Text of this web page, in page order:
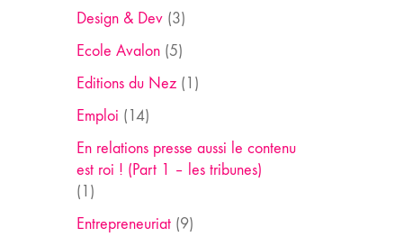
Design & Dev(3)
Ecole Avalon(5)
Editions du Nez(1)
Emploi (14)
En relations presse aussi le contenu
est roi ! (Part 1 – les tribunes)
(1)
Entrepreneuriat(9)